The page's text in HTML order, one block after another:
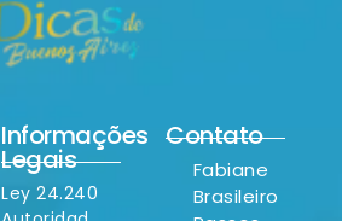
Informações
Legais
Ley 24.240
Contato
Fabiane
Brasileiro